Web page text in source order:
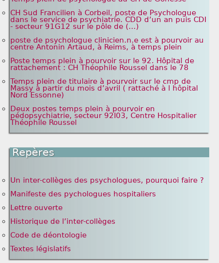
CH Sud Francilien à Corbeil, poste de Psychologue
dans le service de psychiatrie. CDD d’un an puis CDI
- secteur 91G12 sur le pôle de (...)
poste de psychologue clinicien.n.e est à pourvoir au
centre Antonin Artaud, à Reims, à temps plein
Poste temps plein à pourvoir sur le 92. Hôpital de
rattachement : CH Théophile Roussel dans le 78
Temps plein de titulaire à pourvoir sur le cmp de
Massy à partir du mois d’avril ( rattaché à l hôpital
Nord Essonne)
Deux postes temps plein à pourvoir en
pédopsychiatrie, secteur 92I03, Centre Hospitalier
Théophile Roussel
Repères
Un inter-collèges des psychologues, pourquoi faire ?
Manifeste des pychologues hospitaliers
Lettre ouverte
Historique de l’inter-collèges
Code de déontologie
Textes législatifs